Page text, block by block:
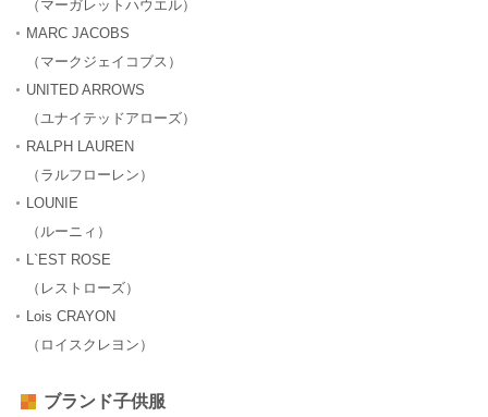
（マーガレットハウエル）
MARC JACOBS
（マークジェイコブス）
UNITED ARROWS
（ユナイテッドアローズ）
RALPH LAUREN
（ラルフローレン）
LOUNIE
（ルーニィ）
L`EST ROSE
（レストローズ）
Lois CRAYON
（ロイスクレヨン）
ブランド子供服